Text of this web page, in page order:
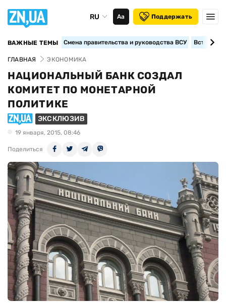
RU Аа Поддержать
ВАЖНЫЕ ТЕМЫ Смена правительства и руководства ВСУ
ГЛАВНАЯ ЭКОНОМИКА
НАЦИОНАЛЬНЫЙ БАНК СОЗДАЛ
КОМИТЕТ ПО МОНЕТАРНОЙ
ПОЛИТИКЕ
ЭКСКЛЮЗИВ
19 января, 2015, 08:46
Поделиться